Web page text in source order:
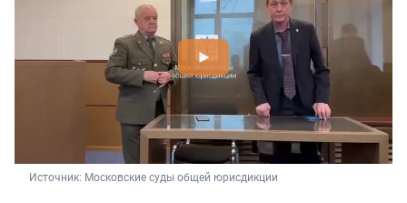
Источник: Московские суды общей юрисдикции